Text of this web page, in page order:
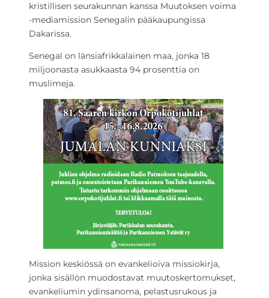
kristillisen seurakunnan kanssa Muutoksen voima
-mediamission Senegalin pääkaupungissa
Dakarissa.
Senegal on länsiafrikkalainen maa, jonka 18
miljoonasta asukkaasta 94 prosenttia on
muslimeja.
Mission keskiössä on evankelioiva missiokirja,
jonka sisällön muodostavat muutoskertomukset,
evankeliumin ydinsanoma, pelastusrukous ja